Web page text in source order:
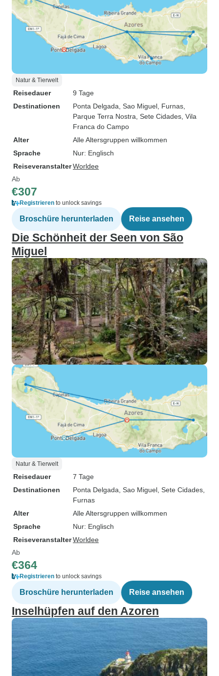
Natur & Tierwelt
Reisedauer
9 Tage
Destinationen
Ponta Delgada , Sao Miguel , Furnas
Parque Terra Nostra , Sete Cidades , Vila
Franca do Campo
Alter
Alle Altersgruppen willkommen
Sprache
Nur: Englisch
ReiseveranstalterWorldee
Ab
€307
Registrieren to unlock savings
Broschüre herunterladen Reise ansehen
Die Schönheit der Seen von São
Miguel
Natur & Tierwelt
Reisedauer
7 Tage
Destinationen
Ponta Delgada , Sao Miguel , Sete Cidades
Furnas
Alter
Alle Altersgruppen willkommen
Sprache
Nur: Englisch
ReiseveranstalterWorldee
Ab
€364
Registrieren to unlock savings
Broschüre herunterladen Reise ansehen
Inselhüpfen auf den Azoren